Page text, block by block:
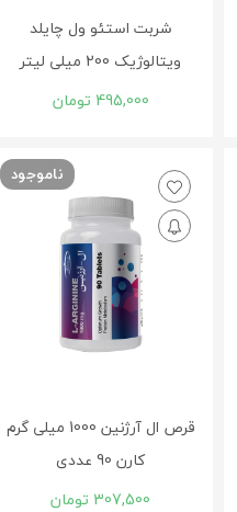
شربت استئو ول چایلد
ویتالوژیک 200 میلی لیتر
495,000 تومان
ناموجود
قرص ال آرژنین 1000 میلی گرم
کارن 90 عددی
307,500 تومان